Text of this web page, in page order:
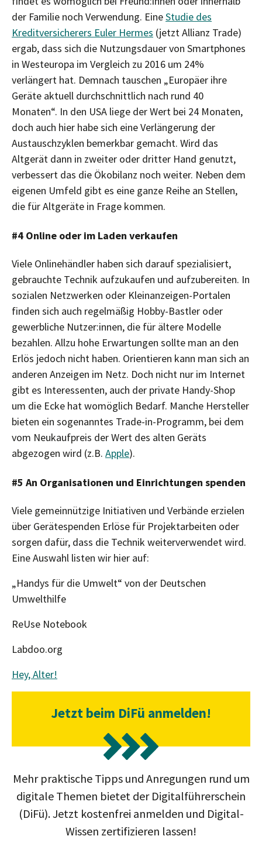
der Familie noch Verwendung. EineStudie des
Kreditversicherers Euler Hermes (jetzt Allianz Trade)
ergab, dass sich die Nutzungsdauer von Smartphones
in Westeuropa im Vergleich zu 2016 um 24%
verlängert hat. Demnach tauschen „Europäer ihre
Geräte aktuell durchschnittlich nach rund 40
Monaten“. In den USA liege der Wert bei 24 Monaten,
doch auch hier habe sich eine Verlängerung der
Austauschzyklen bemerkbar gemacht. Wird das
Altgerät dann in zweiter oder dritter Hand genutzt,
verbessert das die Ökobilanz noch weiter. Neben dem
eigenen Umfeld gibt es eine ganze Reihe an Stellen,
die für Altgeräte in Frage kommen.
#4 Online oder im Laden verkaufen
Viele Onlinehändler haben sich darauf spezialisiert,
gebrauchte Technik aufzukaufen und aufzubereiten. In
sozialen Netzwerken oder Kleinanzeigen-Portalen
finden sich auch regelmäßig Hobby-Bastler oder
gewerbliche Nutzer:innen, die für ältere Modelle
bezahlen. Allzu hohe Erwartungen sollte man an den
Erlös jedoch nicht haben. Orientieren kann man sich an
anderen Anzeigen im Netz. Doch nicht nur im Internet
gibt es Interessenten, auch der private Handy-Shop
um die Ecke hat womöglich Bedarf. Manche Hersteller
bieten ein sogenanntes Trade-in-Programm, bei dem
vom Neukaufpreis der Wert des alten Geräts
abgezogen wird (z.B. Apple).
#5 An Organisationen und Einrichtungen spenden
Viele gemeinnützige Initiativen und Verbände erzielen
über Gerätespenden Erlöse für Projektarbeiten oder
sorgen dafür, dass die Technik weiterverwendet wird.
Eine Auswahl listen wir hier auf:
„Handys für die Umwelt“ von der Deutschen
Umwelthilfe
ReUse Notebook
Labdoo.org
Hey, Alter!
Jetzt beim DiFü anmelden!
Mehr praktische Tipps und Anregungen rund um
digitale Themen bietet der Digitalführerschein
(DiFü). Jetzt kostenfrei anmelden und Digital-
Wissen zertifizieren lassen!